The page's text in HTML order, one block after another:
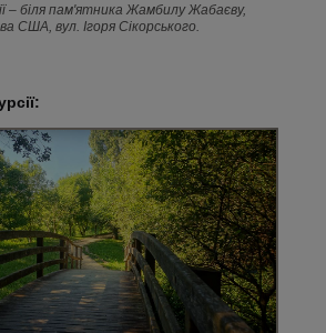
– біля пам'ятника Жамбилу Жабаєву,
США, вул. Ігоря Сікорського.